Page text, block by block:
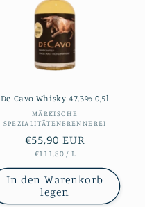
De Cavo Whisky 47,3% 0,5l
Anbieter:
MÄRKISCHE
SPEZIALITÄTENBRENNEREI
Normaler
Preis
€55,90 EUR
STÜCKPREIS
€111,80 / PRO
L
In den Warenkorb
legen